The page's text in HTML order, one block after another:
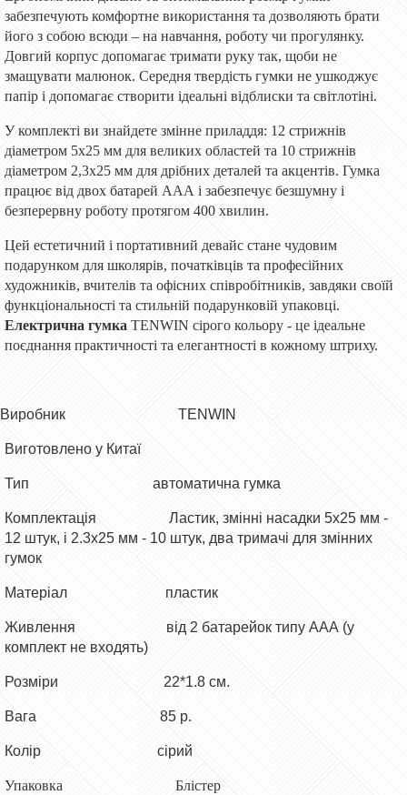
забезпечують комфортне використання та дозволяють брати
його з собою всюди – на навчання, роботу чи прогулянку.
Довгий корпус допомагає тримати руку так, щоби не
змащувати малюнок. Середня твердість гумки не ушкоджує
папір і допомагає створити ідеальні відблиски та світлотіні.
У комплекті ви знайдете змінне приладдя: 12 стрижнів
діаметром 5х25 мм для великих областей та 10 стрижнів
діаметром 2,3х25 мм для дрібних деталей та акцентів. Гумка
працює від двох батарей ААА і забезпечує безшумну і
безперервну роботу протягом 400 хвилин.
Цей естетичний і портативний девайс стане чудовим
подарунком для школярів, початківців та професійних
художників, вчителів та офісних співробітників, завдяки своїй
функціональності та стильній подарунковій упаковці.
Електрична гумка TENWIN сірого кольору - це ідеальне
поєднання практичності та елегантності в кожному штриху.
Виробник TENWIN
Виготовлено у Китаї
Тип автоматична гумка
Комплектація Ластик, змінні насадки 5х25 мм -
12 штук, і 2.3х25 мм - 10 штук, два тримачі для змінних
гумок
Матеріал пластик
Живлення від 2 батарейок типу ААА (у
комплект не входять)
Розміри 22*1.8 см.
Вага 85 р.
Колір сірий
Упаковка Блістер